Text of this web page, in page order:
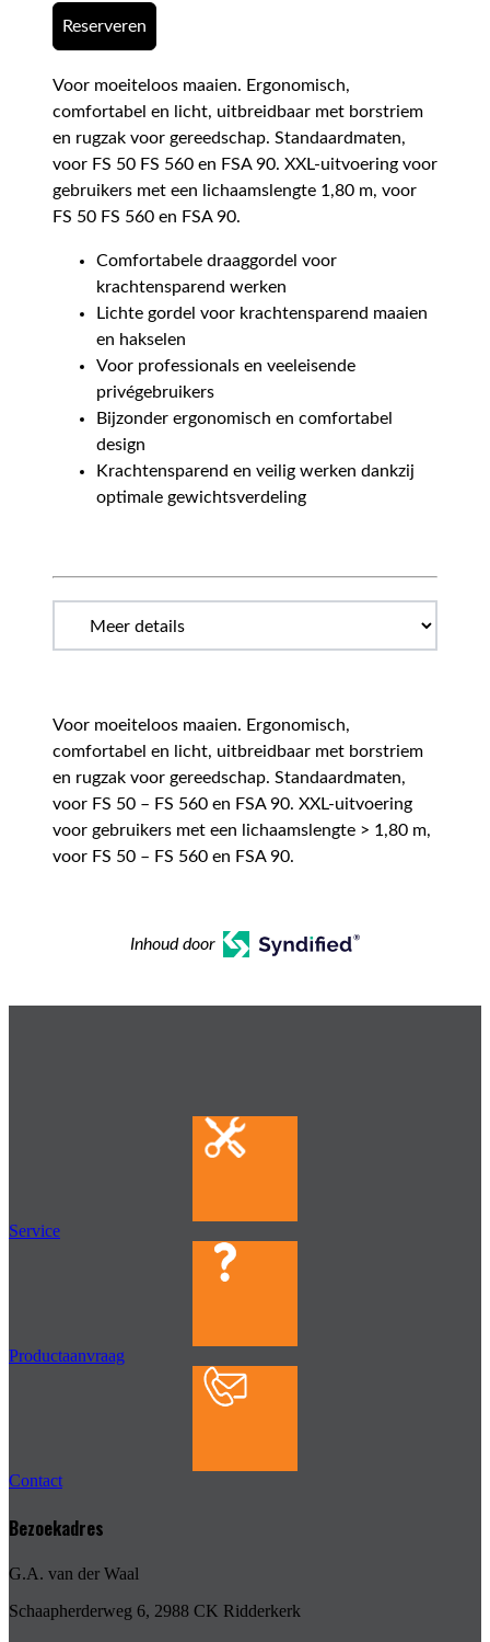
Reserveren
Voor moeiteloos maaien. Ergonomisch,
comfortabel en licht, uitbreidbaar met borstriem
en rugzak voor gereedschap. Standaardmaten,
voor FS 50 FS 560 en FSA 90. XXL-uitvoering voor
gebruikers met een lichaamslengte 1,80 m, voor
FS 50 FS 560 en FSA 90.
Comfortabele draaggordel voor
krachtensparend werken
Lichte gordel voor krachtensparend maaien
en hakselen
Voor professionals en veeleisende
privégebruikers
Bijzonder ergonomisch en comfortabel
design
Krachtensparend en veilig werken dankzij
optimale gewichtsverdeling
Voor moeiteloos maaien. Ergonomisch,
comfortabel en licht, uitbreidbaar met borstriem
en rugzak voor gereedschap. Standaardmaten,
voor FS 50 – FS 560 en FSA 90. XXL-uitvoering
voor gebruikers met een lichaamslengte > 1,80 m,
voor FS 50 – FS 560 en FSA 90.
Inhoud door
Service
Productaanvraag
Contact
Bezoekadres
G.A. van der Waal
Schaapherderweg 6, 2988 CK Ridderkerk